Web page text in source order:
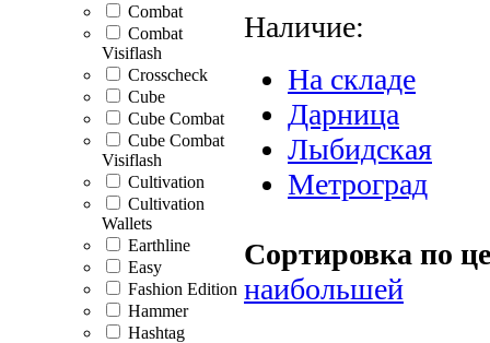
Combat
Combat
Visiflash
Crosscheck
Cube
Cube Combat
Cube Combat
Visiflash
Cultivation
Cultivation
Wallets
Earthline
Easy
Fashion Edition
Hammer
Hashtag
Наличие:
На складе
Дарница
Лыбидская
Метроград
Сортировка по
наибольшей